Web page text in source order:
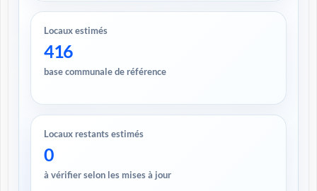
Locaux estimés
416
base communale de référence
Locaux restants estimés
0
à vérifier selon les mises à jour